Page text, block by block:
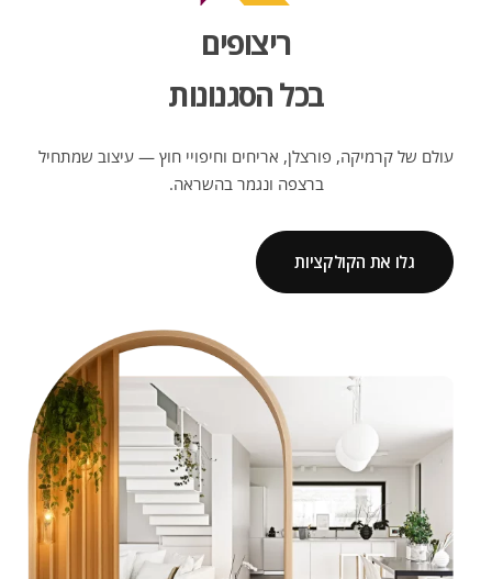
ריצופים
בכל הסגנונות
עולם של קרמיקה, פורצלן, אריחים וחיפויי חוץ — עיצוב שמתחיל
ברצפה ונגמר בהשראה.
גלו את הקולקציות